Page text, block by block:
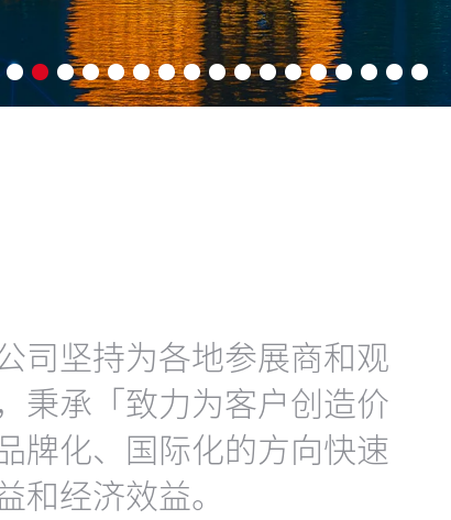
司坚持为各地参展商和观
秉承「致力为客户创造价
牌化、国际化的方向快速
经济效益。